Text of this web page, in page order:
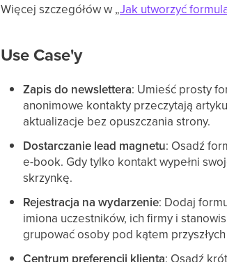
Więcej szczegółów w „Jak utworzyć
Use Case'y
Zapis do newslettera: Umieść prosty
anonimowe kontakty przeczytają
aktualizacje bez opuszczania strony.
Dostarczanie lead magnetu: Osadź
e-book. Gdy tylko kontakt wypełni
skrzynkę.
Rejestracja na wydarzenie: Dodaj
imiona uczestników, ich firmy i
grupować osoby pod kątem
Centrum preferencji klienta: Osadź